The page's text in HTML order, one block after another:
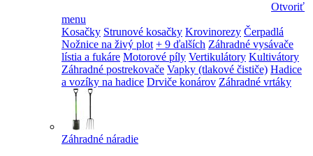
Otvoriť
menu
Kosačky Strunové kosačky Krovinorezy Čerpadlá
Nožnice na živý plot + 9 ďalších Záhradné vysávače
lístia a fukáre Motorové píly Vertikulátory Kultivátory
Záhradné postrekovače Vapky (tlakové čističe) Hadice
a vozíky na hadice Drviče konárov Záhradné vrtáky
Záhradné náradie